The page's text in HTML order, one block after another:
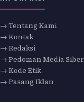
→ Tentang Kami
→ Kontak
→ Redaksi
→ Pedoman Media Siber
→ Kode Etik
→ Pasang Iklan